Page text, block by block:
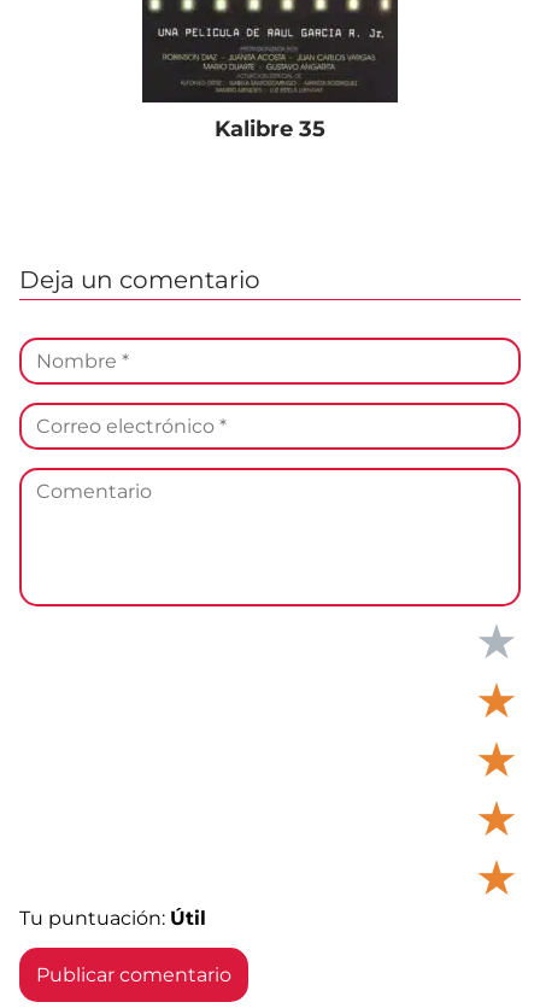
Kalibre 35
Deja un comentario
★
★
★
★
★
Tu puntuación: Útil